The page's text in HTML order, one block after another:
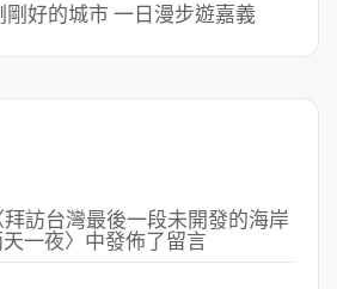
剛好的城市 一日漫步遊嘉義
拜訪台灣最後一段未開發的海岸
一夜〉中發佈了留言